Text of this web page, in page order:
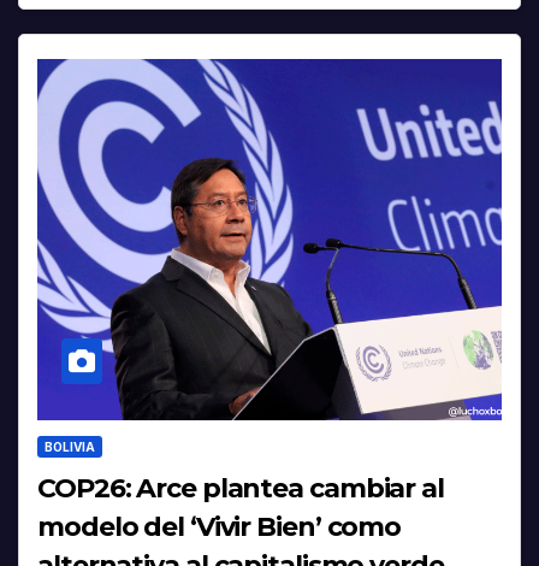
BOLIVIA
COP26: Arce plantea cambiar al
modelo del ‘Vivir Bien’ como